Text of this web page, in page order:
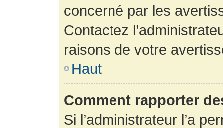
concerné par les
Contactez
raisons de votre
Haut
Comment rapporter
Si l’administrateur l’a